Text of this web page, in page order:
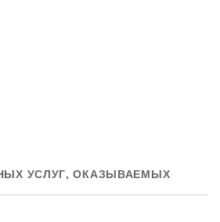
УСЛУГ, ОКАЗЫВАЕМЫХ